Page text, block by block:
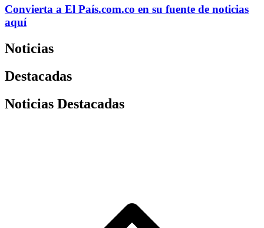
Convierta a El País.com.co en su fuente de noticias
aquí
Noticias
Destacadas
Noticias Destacadas